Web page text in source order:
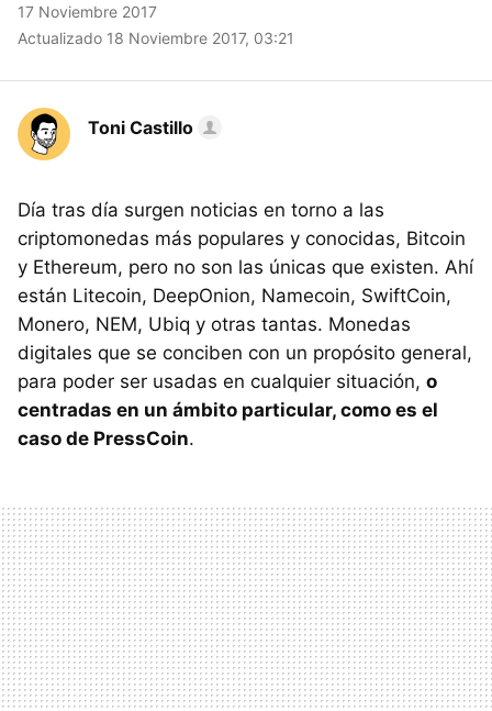
17 Noviembre 2017
Actualizado 18 Noviembre 2017, 03:21
Toni Castillo
Día tras día surgen noticias en torno a las
criptomonedas más populares y conocidas, Bitcoin
y Ethereum, pero no son las únicas que existen. Ahí
están Litecoin, DeepOnion, Namecoin, SwiftCoin,
Monero, NEM, Ubiq y otras tantas. Monedas
digitales que se conciben con un propósito general,
para poder ser usadas en cualquier situación, o
centradas en un ámbito particular, como es el
caso de PressCoin.